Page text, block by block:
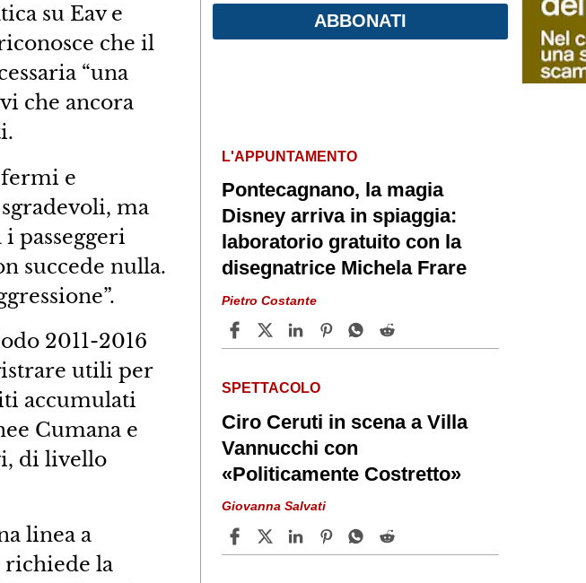
su Eav e
che il
“una
che ancora
e
ma
passeggeri
succede nulla.
2011-2016
utili per
accumulati
Cumana e
di livello
linea a
richiede la
ABBONATI
L'APPUNTAMENTO
Pontecagnano, la magia
Disney arriva in spiaggia:
laboratorio gratuito con la
disegnatrice Michela Frare
Pietro Costante
SPETTACOLO
Ciro Ceruti in scena a Villa
Vannucchi con
«Politicamente Costretto»
Giovanna Salvati